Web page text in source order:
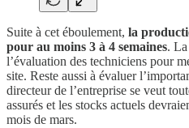
Suite à cet éboulement, la
pour au moins 3 à 4 semaines.
l’évaluation des techniciens pour
site. Reste aussi à évaluer
directeur de l’entreprise se veut
assurés et les stocks actuels
mois de mars.